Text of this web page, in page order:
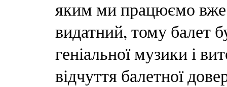
яким ми працюємо вже
видатний, тому балет
геніальної музики і
відчуття балетної